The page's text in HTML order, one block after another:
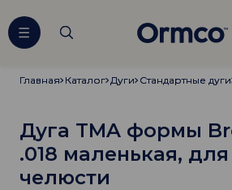
Главная
Главная Каталог
Каталог Дуги
Дуги Стандартные дуги
Стандартные дуги
Дуга TMA формы
.018 маленькая,
челюсти